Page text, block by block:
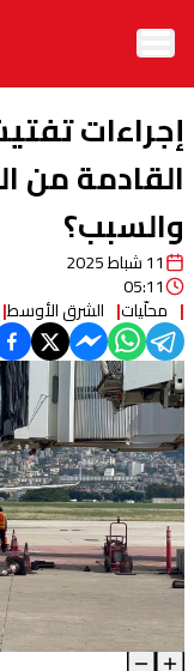
الأخبار
ثقافة ومجتمع
منوعات
آراء
فيديو
مواقف
وليد جنبلاطالحزب
ابحث
إجراءات
القادمة من
والسبب؟
11 شباط 2025
05:11
محلّيات الشرق الأوسط
إجراءات تفتيش مشددة